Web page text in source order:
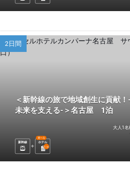
2日間
＜新幹線の旅で地域創生に貢献
未来を支える-＞名古屋 1泊
新幹線 ホテル
選べる
1 泊
大人1名